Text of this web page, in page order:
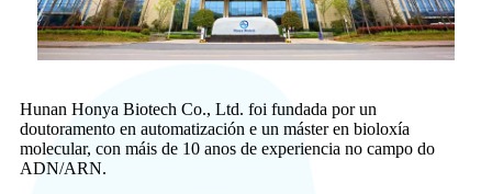
Hunan Honya Biotech Co., Ltd. foi fundada por un
doutoramento en automatización e un máster en bioloxía
molecular, con máis de 10 anos de experiencia no campo do
ADN/ARN.